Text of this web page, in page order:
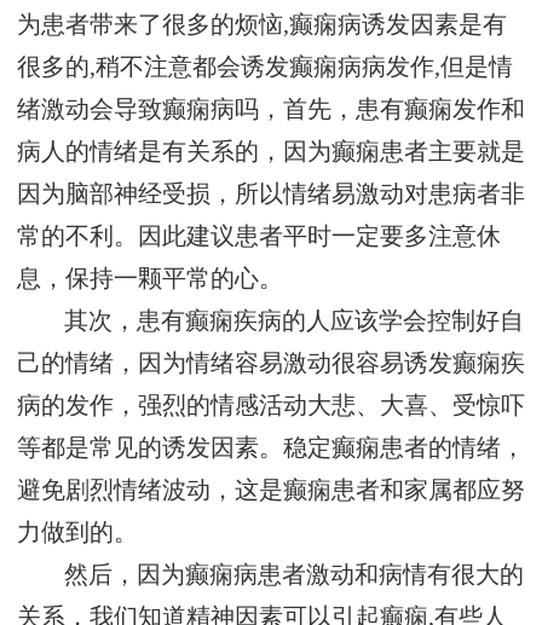
为患者带来了很多的烦恼,癫痫病诱发因素是有
很多的,稍不注意都会诱发癫痫病病发作,但是情
绪激动会导致癫痫病吗，首先，患有癫痫发作和
病人的情绪是有关系的，因为癫痫患者主要就是
因为脑部神经受损，所以情绪易激动对患病者非
常的不利。因此建议患者平时一定要多注意休
息，保持一颗平常的心。
其次，患有癫痫疾病的人应该学会控制好自
己的情绪，因为情绪容易激动很容易诱发癫痫疾
病的发作，强烈的情感活动大悲、大喜、受惊吓
等都是常见的诱发因素。稳定癫痫患者的情绪，
避免剧烈情绪波动，这是癫痫患者和家属都应努
力做到的。
然后，因为癫痫病患者激动和病情有很大的
关系，我们知道精神因素可以引起癫痫,有些人